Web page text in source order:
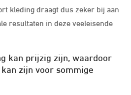
kleding draagt dus zeker bij aan
resultaten in deze veeleisende
kan prijzig zijn, waardoor
zijn voor sommige